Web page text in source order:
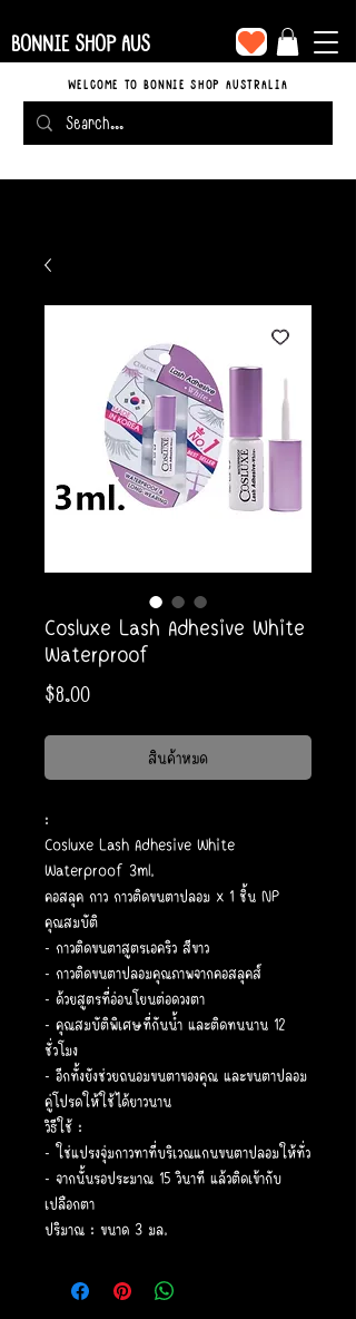
BONNIE SHOP AUS
WELCOME TO BONNIE SHOP AUSTRALIA
Cosluxe Lash Adhesive White
Waterproof
$8.00ราคา
สินค้าหมด
:
Cosluxe Lash Adhesive White
Waterproof 3ml.
คอสลุค กาว กาวติดขนตาปลอม x 1 ชิ้น NP
คุณสมบัติ
- กาวติดขนตาสูตรเอคริว สีขาว
- กาวติดขนตาปลอมคุณภาพจากคอสลุคส์
- ด้วยสูตรที่อ่อนโยนต่อดวงตา
- คุณสมบัติพิเศษที่กันน้ำ และติดทนนาน 12
ชั่วโมง
- อีกทั้งยังช่วยถนอมขนตาของคุณ และขนตาปลอม
คู่โปรดให้ใช้ได้ยาวนาน
วิธีใช้ :
- ใช่แปรงจุ่มกาวทาที่บริเวณแกนขนตาปลอมให้ทั่ว
- จากนั้นรอประมาณ 15 วินาที แล้วติดเข้ากับ
เปลือกตา
ปริมาณ : ขนาด 3 มล.